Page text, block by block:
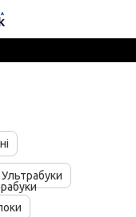
Ультрабуки